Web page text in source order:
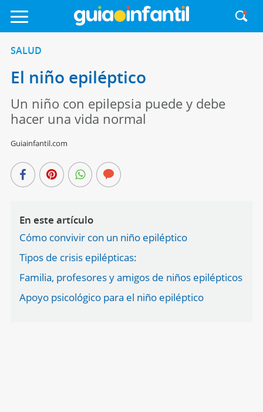
SALUD
El niño epiléptico
Un niño con epilepsia puede y debe
hacer una vida normal
Guiainfantil.com
En este artículo
Cómo convivir con un niño epiléptico
Tipos de crisis epilépticas:
Familia, profesores y amigos de niños epilépticos
Apoyo psicológico para el niño epiléptico